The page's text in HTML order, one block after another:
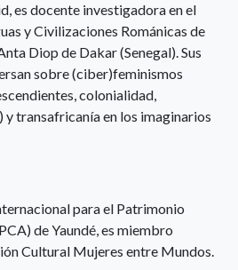
es docente investigadora en el
y Civilizaciones Románicas de
Diop de Dakar (Senegal). Sus
sobre (ciber)feminismos
colonialidad,
transafricanía en los imaginarios
para el Patrimonio
de Yaundé, es miembro
Cultural Mujeres entre Mundos.